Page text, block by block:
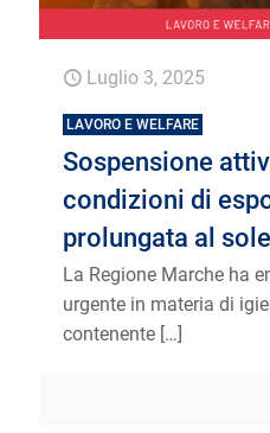
Luglio 3, 2025
LAVORO E WELFARE
Sospensione
condizioni di
prolungata al sole
La Regione Marche ha
urgente in materia di
contenente […]